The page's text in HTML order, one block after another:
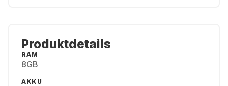
Produktdetails
RAM
8GB
AKKU